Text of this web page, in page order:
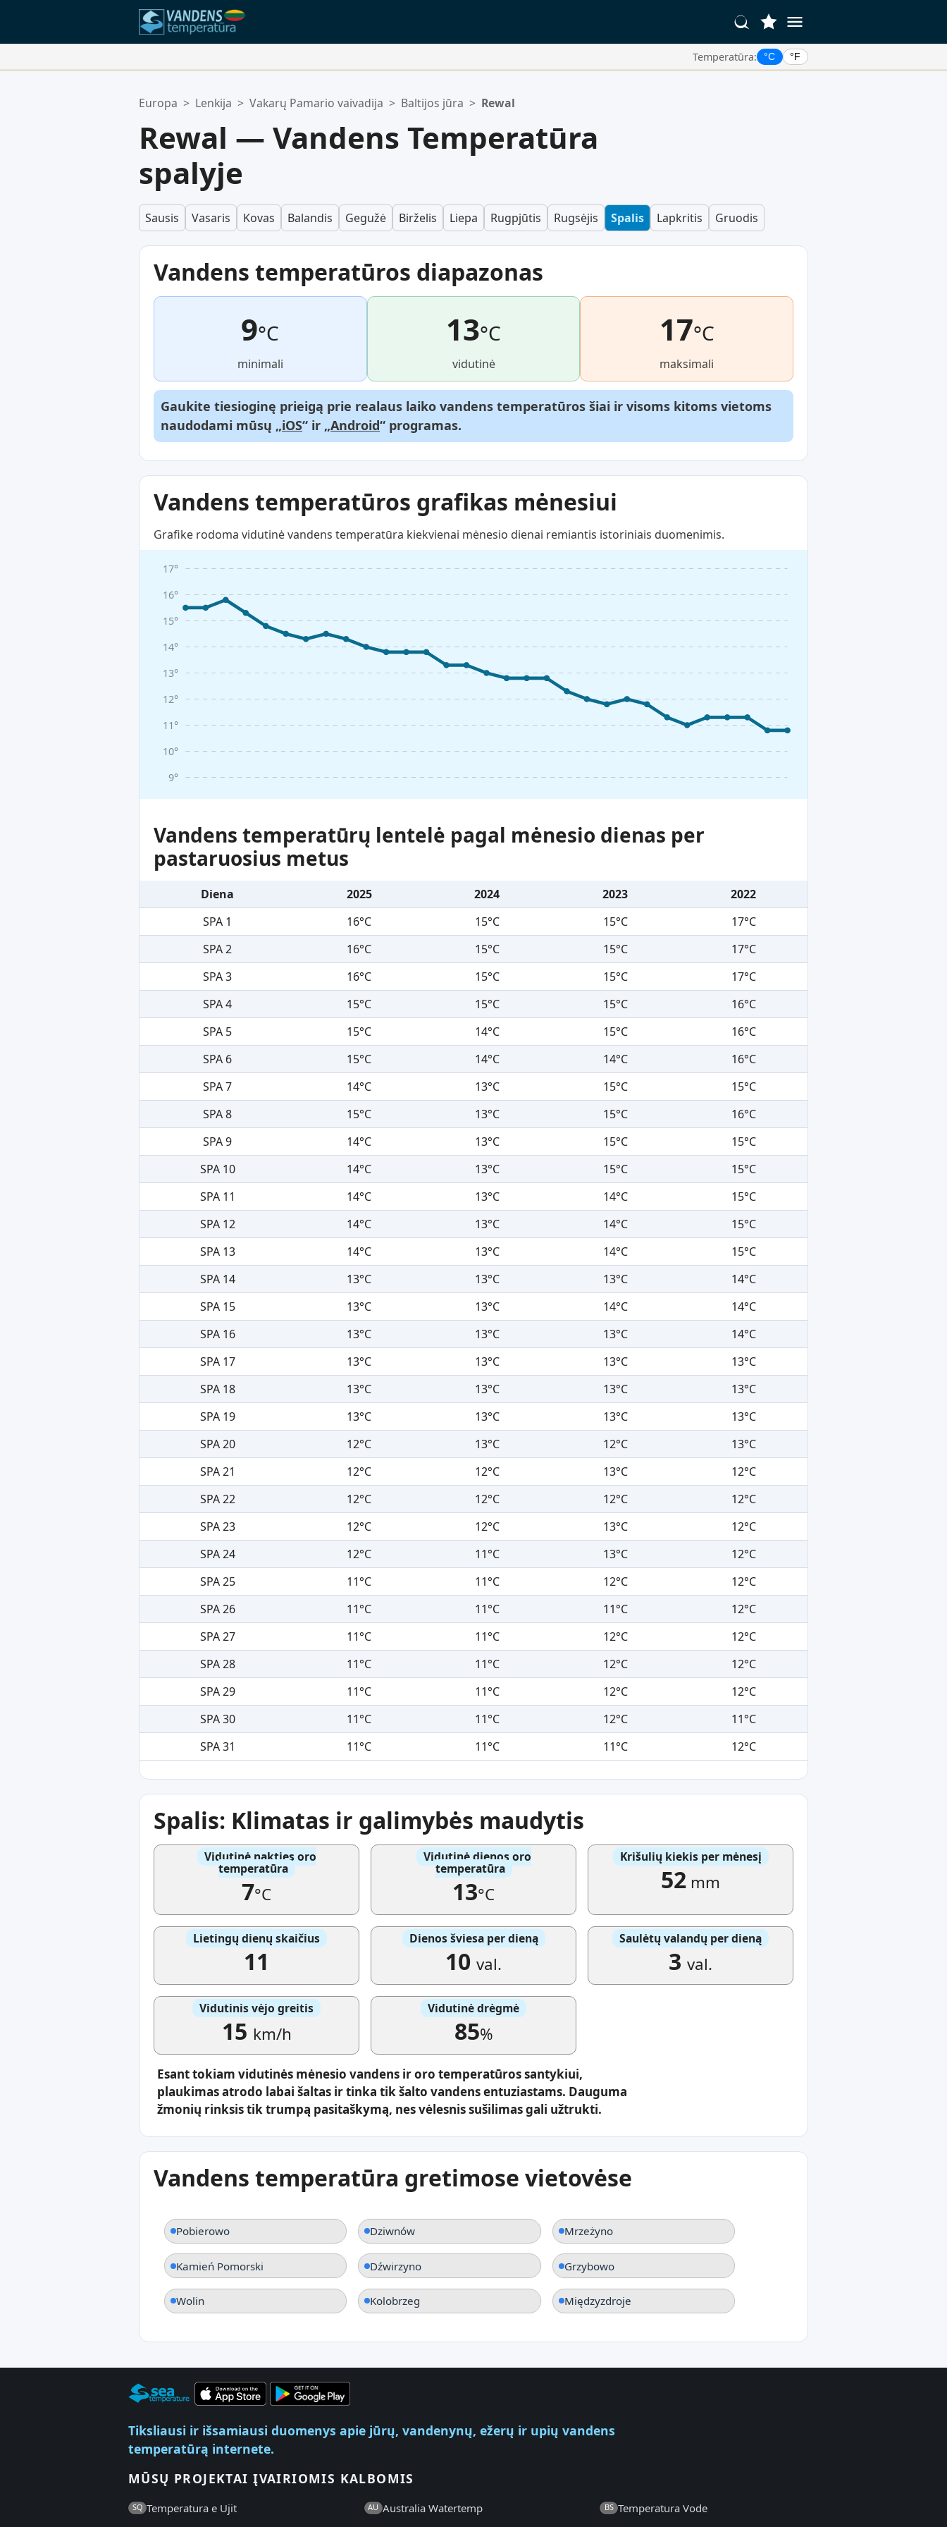
Temperatūra: °C °F
Jūsų mėgstamiausių sąrašas yra tuščias.
Europa > Lenkija > Vakarų Pamario vaivadija > Baltijos jūra > Rewal
Rewal — Vandens Temperatūra
spalyje
Sausis Vasaris Kovas Balandis Gegužė Birželis Liepa Rugpjūtis Rugsėjis Spalis Lapkritis Gruodis
Vandens temperatūros diapazonas
9°C
minimali
13°C
vidutinė
17°C
maksimali
Gaukite tiesioginę prieigą prie realaus laiko vandens temperatūros šiai ir visoms kitoms vietoms
naudodami mūsų „iOS“ ir „Android“ programas.
Vandens temperatūros grafikas mėnesiui
Grafike rodoma vidutinė vandens temperatūra kiekvienai mėnesio dienai remiantis istoriniais duomenimis.
9°
10°
11°
12°
13°
14°
15°
16°
17°
Vandens temperatūrų lentelė pagal mėnesio dienas per
pastaruosius metus
Diena 2025 2024 2023
2022
SPA 1
16°C 15°C 15°C
17°C
SPA 2
16°C 15°C 15°C
17°C
SPA 3
16°C 15°C 15°C
17°C
SPA 4
15°C 15°C 15°C
16°C
SPA 5
15°C 14°C 15°C
16°C
SPA 6
15°C 14°C 14°C
16°C
SPA 7
14°C 13°C 15°C
15°C
SPA 8
15°C 13°C 15°C
16°C
SPA 9
14°C 13°C 15°C
15°C
SPA 10
14°C 13°C 15°C
15°C
SPA 11
14°C 13°C 14°C
15°C
SPA 12
14°C 13°C 14°C
15°C
SPA 13
14°C 13°C 14°C
15°C
SPA 14
13°C 13°C 13°C
14°C
SPA 15
13°C 13°C 14°C
14°C
SPA 16
13°C 13°C 13°C
14°C
SPA 17
13°C 13°C 13°C
13°C
SPA 18
13°C 13°C 13°C
13°C
SPA 19
13°C 13°C 13°C
13°C
SPA 20
12°C 13°C 12°C
13°C
SPA 21
12°C 12°C 13°C
12°C
SPA 22
12°C 12°C 12°C
12°C
SPA 23
12°C 12°C 13°C
12°C
SPA 24
12°C 11°C 13°C
12°C
SPA 25
11°C 11°C 12°C
12°C
SPA 26
11°C 11°C 11°C
12°C
SPA 27
11°C 11°C 12°C
12°C
SPA 28
11°C 11°C 12°C
12°C
SPA 29
11°C 11°C 12°C
12°C
SPA 30
11°C 11°C 12°C
11°C
SPA 31
11°C 11°C 11°C 12°C
Spalis: Klimatas ir galimybės maudytis
Vidutinė nakties oro
temperatūra
7°C
Vidutinė dienos oro
temperatūra
13°C
Krišulių kiekis per mėnesį
52 mm
Lietingų dienų skaičius
11
Dienos šviesa per dieną
10 val.
Saulėtų valandų per dieną
3 val.
Vidutinis vėjo greitis
15 km/h
Vidutinė drėgmė
85%
Esant tokiam vidutinės mėnesio vandens ir oro temperatūros santykiui,
plaukimas atrodo labai šaltas ir tinka tik šalto vandens entuziastams. Dauguma
žmonių rinksis tik trumpą pasitaškymą, nes vėlesnis sušilimas gali užtrukti.
Vandens temperatūra gretimose vietovėse
Pobierowo Dziwnów Mrzeżyno
Kamień Pomorski Dźwirzyno Grzybowo
Wolin Kolobrzeg Międzyzdroje
Tiksliausi ir išsamiausi duomenys apie jūrų, vandenynų, ežerų ir upių vandens
temperatūrą internete.
MŪSŲ PROJEKTAI ĮVAIRIOMIS KALBOMIS
SQ Temperatura e Ujit AU Australia Watertemp BS Temperatura Vode